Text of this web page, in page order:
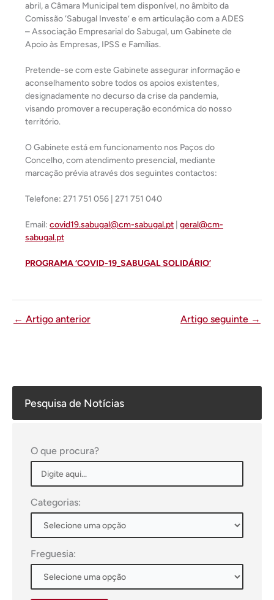
Pesquisa de Notícias
O que procura?
Categorias:
Freguesia:
abril, a Câmara Municipal tem disponível, no âmbito da
Comissão ‘Sabugal Investe’ e em articulação com a ADES
– Associação Empresarial do Sabugal, um Gabinete de
Apoio às Empresas, IPSS e Famílias.
Pretende-se com este Gabinete assegurar informação e
aconselhamento sobre todos os apoios existentes,
designadamente no decurso da crise da pandemia,
visando promover a recuperação económica do nosso
território.
O Gabinete está em funcionamento nos Paços do
Concelho, com atendimento presencial, mediante
marcação prévia através dos seguintes contactos:
Telefone: 271 751 056 | 271 751 040
Email: covid19.sabugal@cm-sabugal.pt geral@cm-
sabugal.pt
PROGRAMA ‘COVID-19_SABUGAL SOLIDÁRIO’
← Artigo anterior Artigo seguinte →